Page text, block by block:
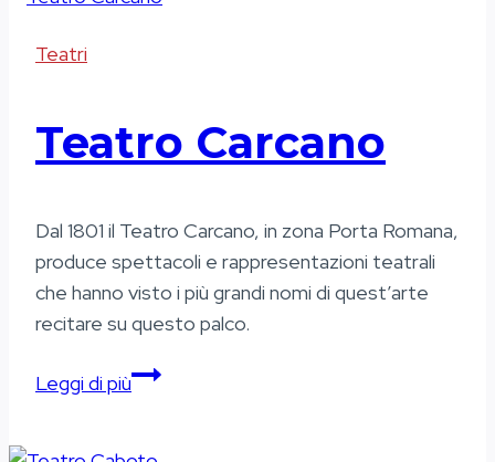
Teatri
Teatro Carcano
Dal 1801 il Teatro Carcano, in zona Porta Romana,
produce spettacoli e rappresentazioni teatrali
che hanno visto i più grandi nomi di quest’arte
recitare su questo palco.
Leggi di piùTeatro